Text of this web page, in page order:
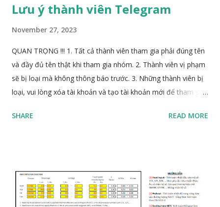
Lưu ý thành viên Telegram
November 27, 2023
QUAN TRỌNG !!! 1. Tất cả thành viên tham gia phải đúng tên
và đầy đủ tên thật khi tham gia nhóm. 2. Thành viên vị phạm
sẽ bị loại mà không thông báo trước. 3. Những thành viên bị
loại, vui lòng xóa tài khoản và tạo tài khoản mới để tham gia
Link tham gia: https://t.me/+dUB42hQsIn5iMGFl . Thân Biên
SHARE READ MORE